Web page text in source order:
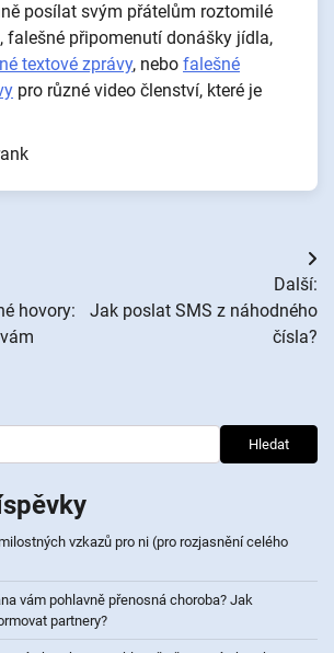
posílat svým přátelům roztomilé
, falešné připomenutí donášky jídla,
textové zprávy, nebo falešné
pro různé video členství, které je
hovory:
Další:
Jak poslat SMS z náhodného
čísla?
Hledat
vzkazů pro ni (pro rozjasnění celého
vám pohlavně přenosná choroba? Jak
partnery?